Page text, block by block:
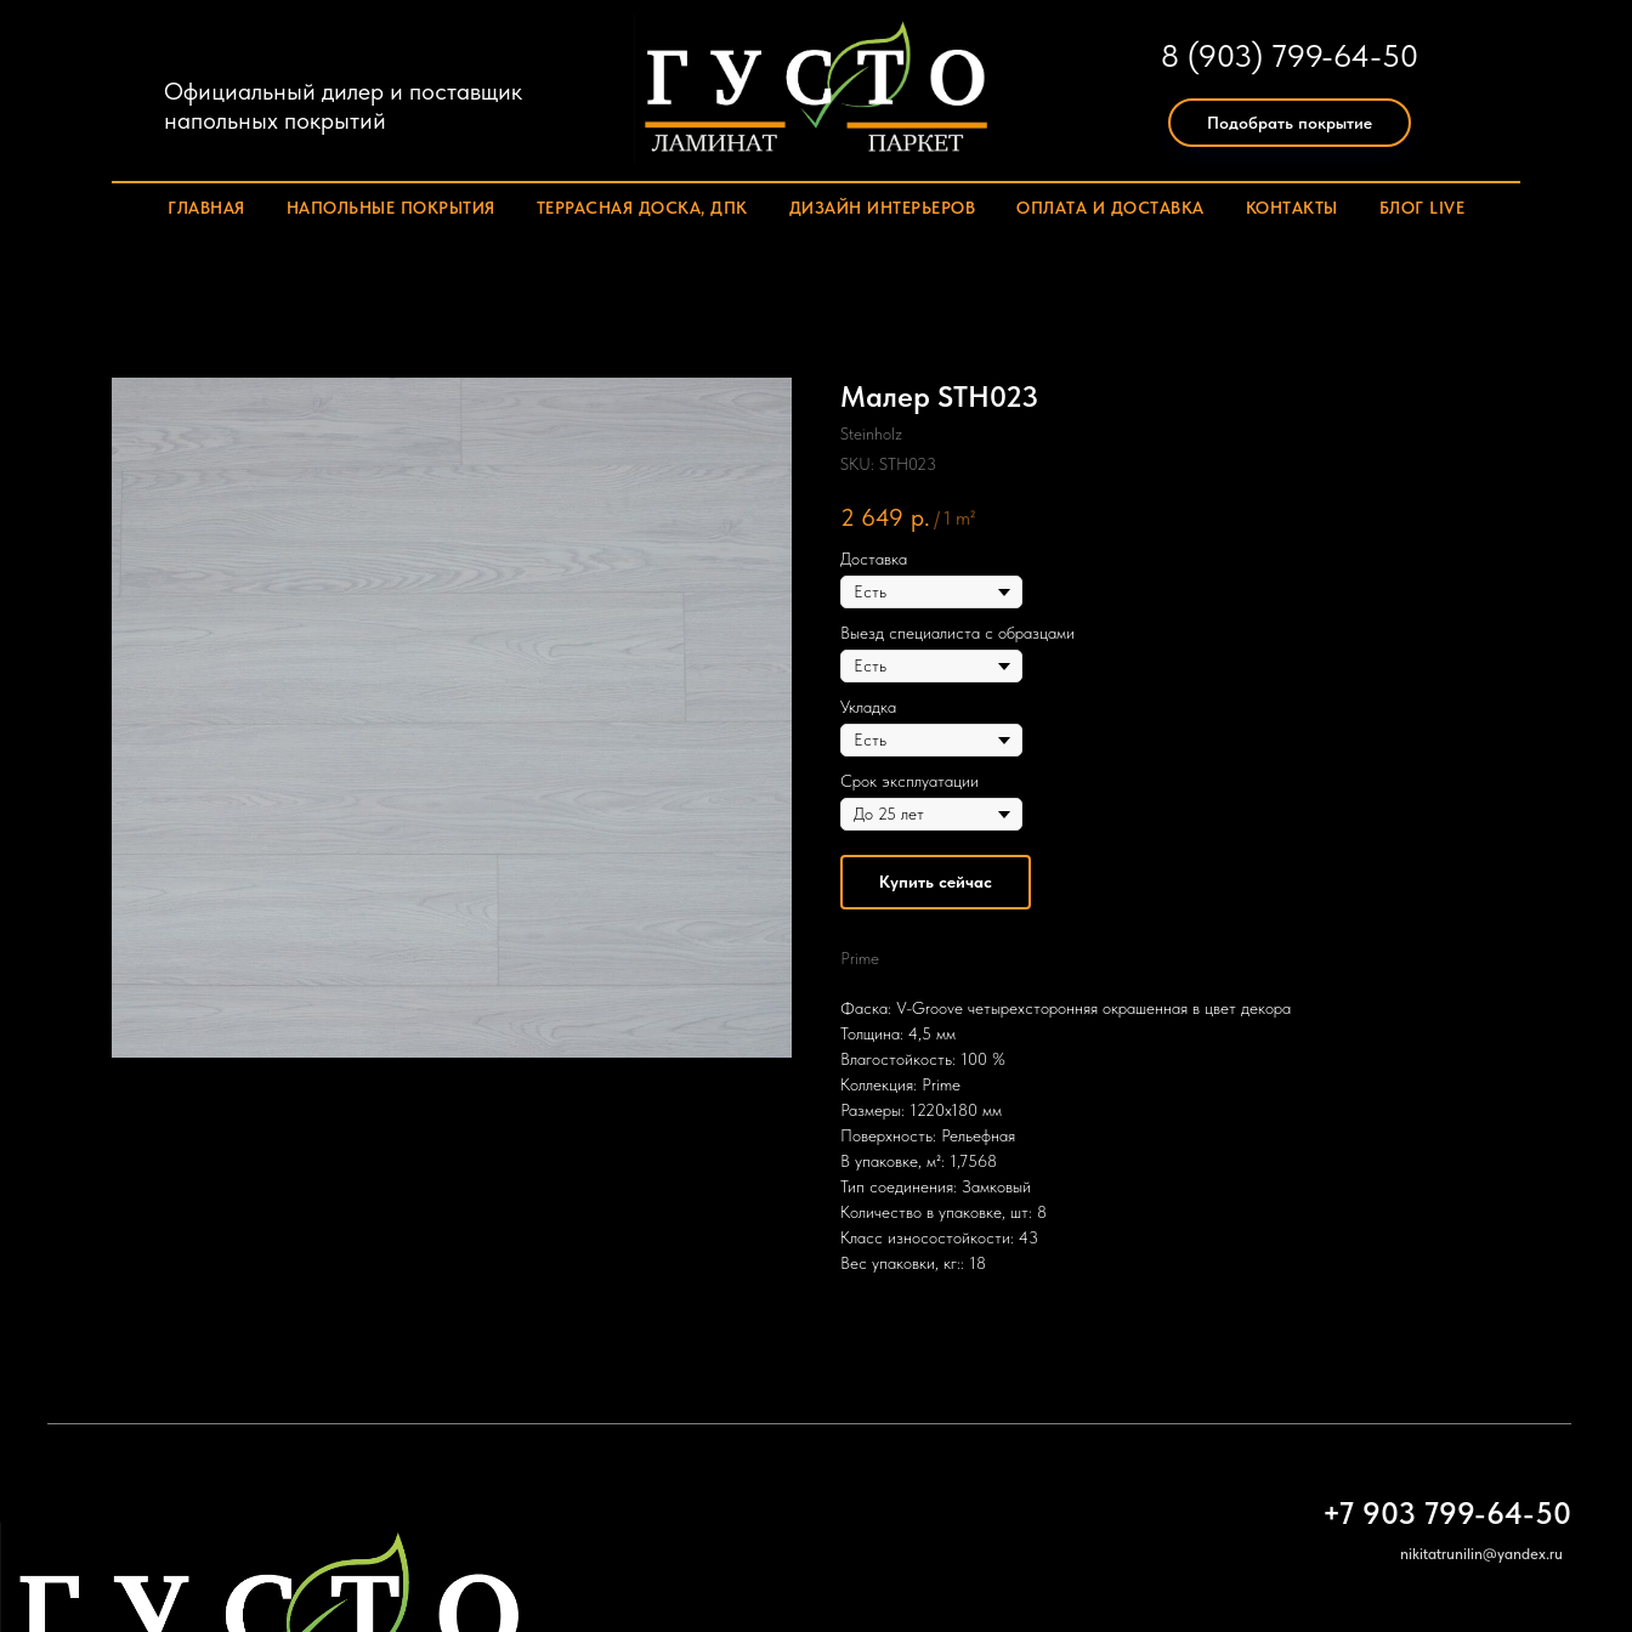
Официальный дилер и поставщик
напольных покрытий
8 (903) 799-64-50
Подобрать покрытие
ГЛАВНАЯ НАПОЛЬНЫЕ ПОКРЫТИЯ ТЕРРАСНАЯ ДОСКА, ДПК ДИЗАЙН ИНТЕРЬЕРОВ ОПЛАТА И ДОСТАВКА КОНТАКТЫ БЛОГ LIVE
Малер STH023
Steinholz
SKU: STH023
2 649 р. / 1 m²
Доставка
Выезд специалиста с образцами
Укладка
Срок эксплуатации
Купить сейчас
Prime
Фаска: V-Groove четырехсторонняя окрашенная в цвет декора
Толщина: 4,5 мм
Влагостойкость: 100 %
Коллекция: Prime
Размеры: 1220x180 мм
Поверхность: Рельефная
В упаковке, м²: 1,7568
Тип соединения: Замковый
Количество в упаковке, шт: 8
Класс износостойкости: 43
Вес упаковки, кг:: 18